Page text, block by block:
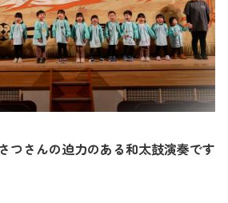
つさんの迫力のある和太鼓演奏です